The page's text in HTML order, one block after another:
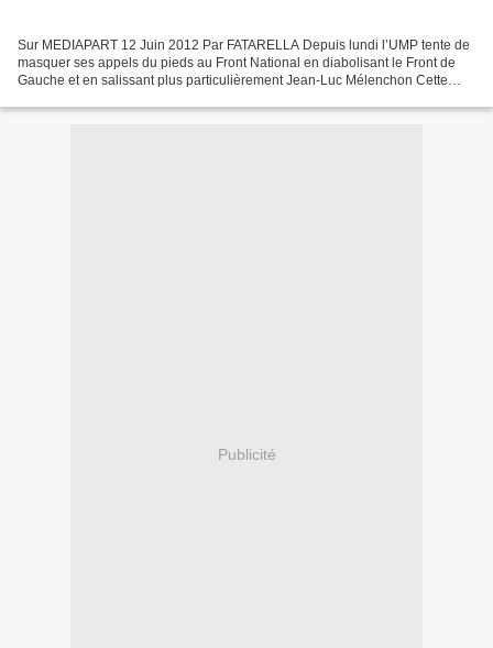
Sur MEDIAPART 12 Juin 2012 Par FATARELLA Depuis lundi l’UMP tente de
masquer ses appels du pieds au Front National en diabolisant le Front de
Gauche et en salissant plus particulièrement Jean-Luc Mélenchon Cette
Publicité